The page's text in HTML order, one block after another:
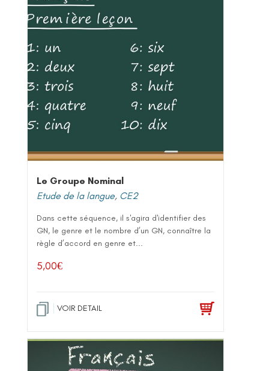
Le Groupe Nominal
Etude de la langue, CE2
Dans cette séquence, il s'agira d'identifier des
GN, le genre et le nombre d’un GN, connaître la
règle d’accord en genre et...
5,00€
VOIR DETAIL